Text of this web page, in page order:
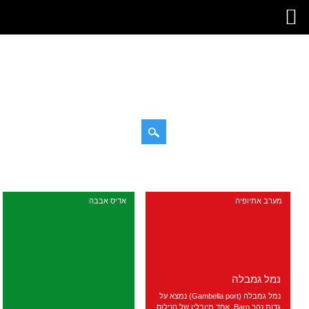
אדיס אבבה מערב אתיופיה
נמל גמבלה
נמל גמבלה (Gambella port) נמצא על
גדות נהר Baro, אחד מיובליו של הנילוס